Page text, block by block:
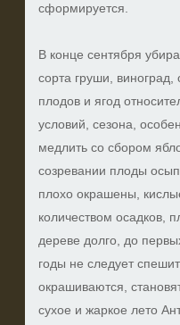
сформируется.
В конце сентября
сорта груши,
плодов и ягод
условий, сезона,
медлить со сбором
созревании плоды
плохо окрашены,
количеством осадков,
дереве долго, до
годы не следует
окрашиваются,
сухое и жаркое лето